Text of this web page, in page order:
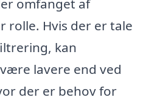
rolle. Hvis der er tale
kan
lavere end ved
der er behov for